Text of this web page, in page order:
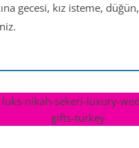
gecesi, kız isteme,